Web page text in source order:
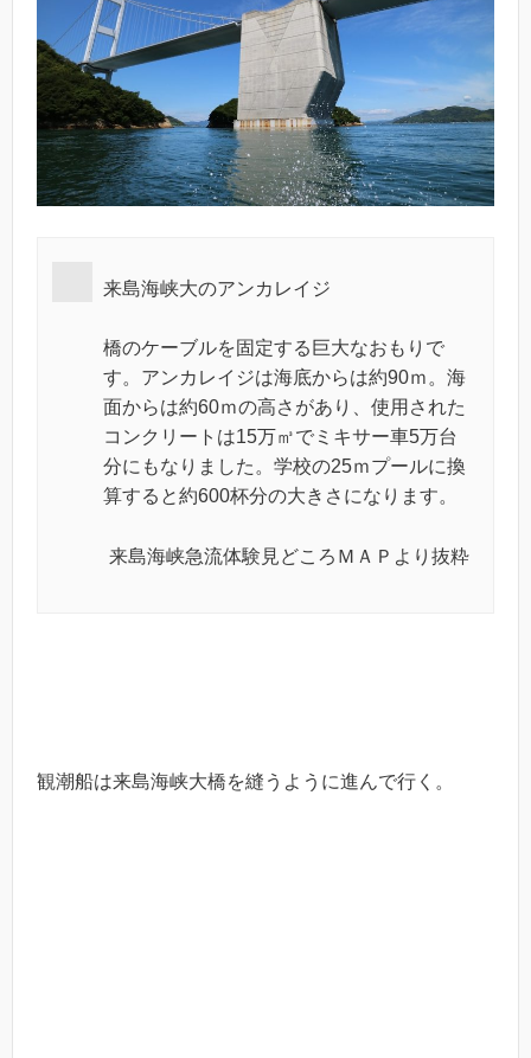
来島海峡大のアンカレイジ
橋のケーブルを固定する巨大なおもりで
す。アンカレイジは海底からは約90ｍ。海
面からは約60ｍの高さがあり、使用された
コンクリートは15万㎥でミキサー車5万台
分にもなりました。学校の25ｍプールに換
算すると約600杯分の大きさになります。
来島海峡急流体験見どころＭＡＰより抜粋
観潮船は来島海峡大橋を縫うように進んで行く。